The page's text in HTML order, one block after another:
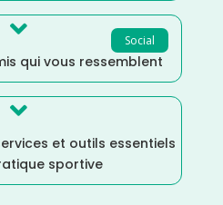
Social

qui vous ressemblent

et outils essentiels
sportive